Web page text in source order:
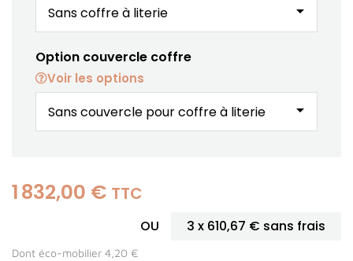
arrow_drop_down
Option couvercle coffre
Voir les options
arrow_drop_down
1 832,00 € TTC
OU 3 x 610,67 € sans frais
Dont éco-mobilier 4,20 €